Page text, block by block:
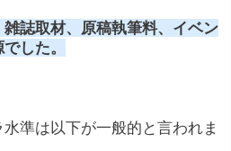
誌取材、原稿執筆料、イベン
した。
準は以下が一般的と言われま